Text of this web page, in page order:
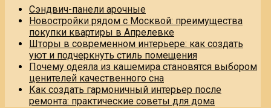
Сэндвич-панели арочные
Новостройки рядом с Москвой: преимущества
покупки квартиры в Апрелевке
Шторы в современном интерьере: как создать
уют и подчеркнуть стиль помещения
Почему одеяла из кашемира становятся выбором
ценителей качественного сна
Как создать гармоничный интерьер после
ремонта: практические советы для дома